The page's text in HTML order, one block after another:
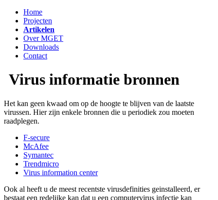
Home
Projecten
Artikelen
Over MGET
Downloads
Contact
Virus informatie bronnen
Het kan geen kwaad om op de hoogte te blijven van de laatste
virussen. Hier zijn enkele bronnen die u periodiek zou moeten
raadplegen.
F-secure
McAfee
Symantec
Trendmicro
Virus information center
Ook al heeft u de meest recentste virusdefinities geinstalleerd, er
bestaat een redelijke kan dat u een computervirus infectie kan